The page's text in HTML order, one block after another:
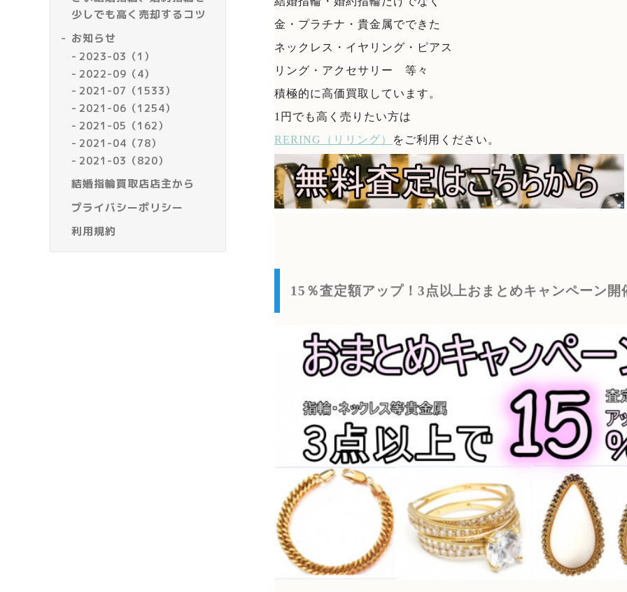
少しでも高く売却するコツ
お知らせ
2023-03（1）
2022-09（4）
2021-07（1533）
2021-06（1254）
2021-05（162）
2021-04（78）
2021-03（820）
結婚指輪買取店店主から
プライバシーポリシー
利用規約
金・プラチナ・貴金属でできた
ネックレス・イヤリング・ピアス
リング・アクセサリー 等々
積極的に高価買取しています。
1円でも高く売りたい方は
RERING（リリング）
をご利用ください。
15％査定額アップ！3点以上おまとめキャンペーン開